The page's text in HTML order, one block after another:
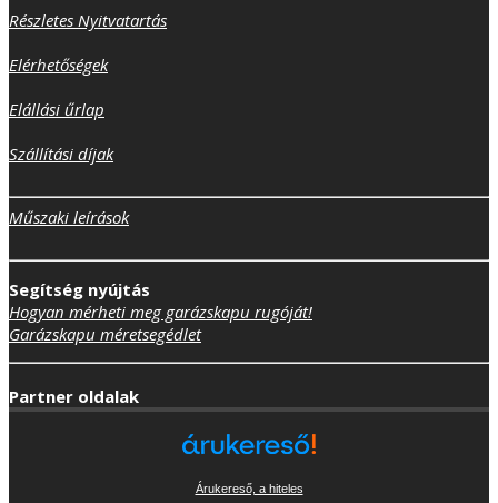
Részletes Nyitvatartás
Elérhetőségek
Elállási űrlap
Szállítási díjak
Műszaki leírások
Segítség nyújtás
Hogyan mérheti meg garázskapu rugóját!
Garázskapu méretsegédlet
Partner oldalak
Árukereső, a hiteles